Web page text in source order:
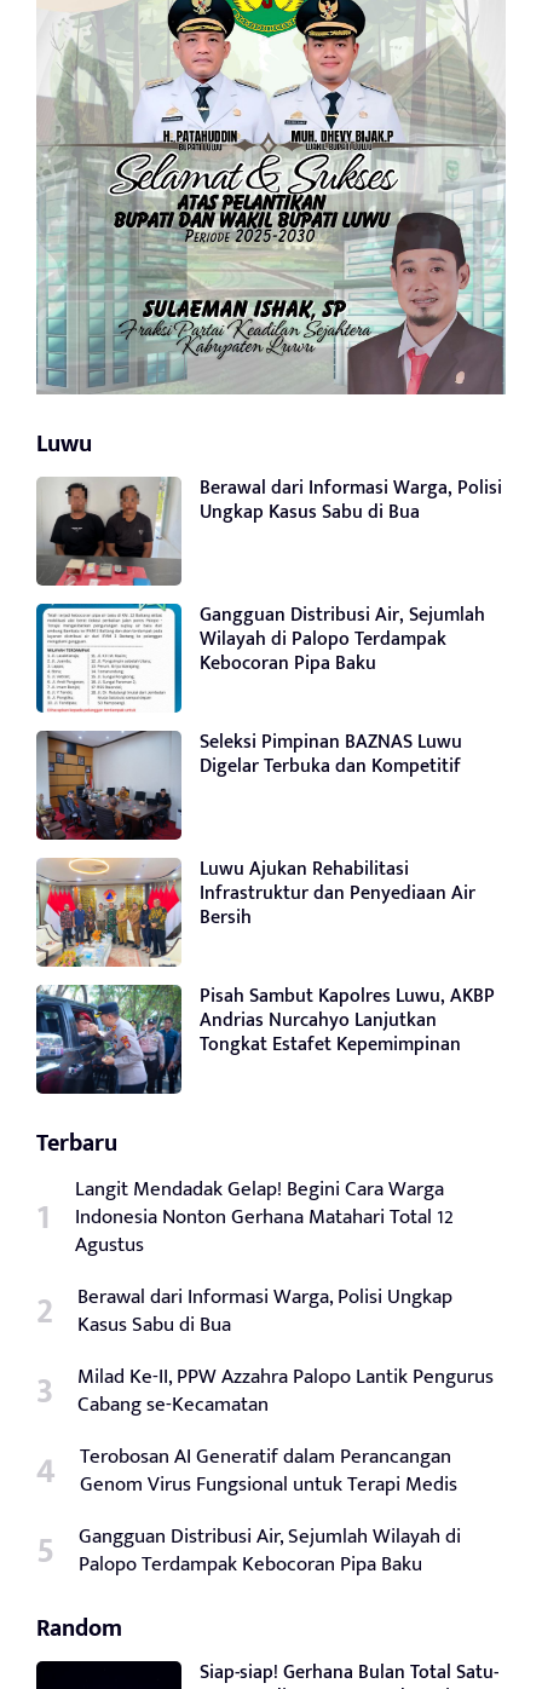
Luwu
Berawal dari Informasi Warga, Polisi
Ungkap Kasus Sabu di Bua
Gangguan Distribusi Air, Sejumlah
Wilayah di Palopo Terdampak
Kebocoran Pipa Baku
Seleksi Pimpinan BAZNAS Luwu
Digelar Terbuka dan Kompetitif
Luwu Ajukan Rehabilitasi
Infrastruktur dan Penyediaan Air
Bersih
Pisah Sambut Kapolres Luwu, AKBP
Andrias Nurcahyo Lanjutkan
Tongkat Estafet Kepemimpinan
Terbaru
Langit Mendadak Gelap! Begini Cara Warga
Indonesia Nonton Gerhana Matahari Total 12
Agustus
Berawal dari Informasi Warga, Polisi Ungkap
Kasus Sabu di Bua
Milad Ke-II, PPW Azzahra Palopo Lantik Pengurus
Cabang se-Kecamatan
Terobosan AI Generatif dalam Perancangan
Genom Virus Fungsional untuk Terapi Medis
Gangguan Distribusi Air, Sejumlah Wilayah di
Palopo Terdampak Kebocoran Pipa Baku
Random
Siap-siap! Gerhana Bulan Total Satu-